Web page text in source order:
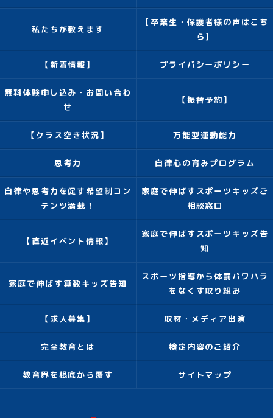
私たちが教えます
【卒業生・保護者様の声はこち
ら】
【新着情報】 プライバシーポリシー
無料体験申し込み・お問い合わ
せ
【振替予約】
【クラス空き状況】 万能型運動能力
思考力 自律心の育みプログラム
自律や思考力を促す希望制コン
テンツ満載！
家庭で伸ばすスポーツキッズご
相談窓口
【直近イベント情報】
家庭で伸ばすスポーツキッズ告
知
家庭で伸ばす算数キッズ告知
スポーツ指導から体罰パワハラ
をなくす取り組み
【求人募集】 取材・メディア出演
完全教育とは 検定内容のご紹介
教育界を根底から覆す サイトマップ